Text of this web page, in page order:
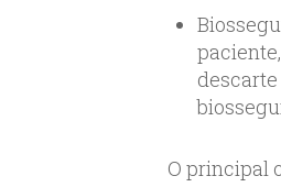
O principal